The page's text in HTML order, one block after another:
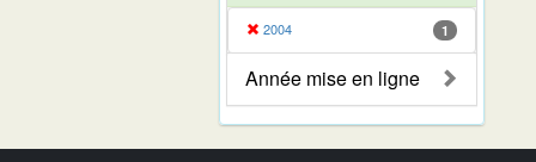
2004 1
Année mise en ligne